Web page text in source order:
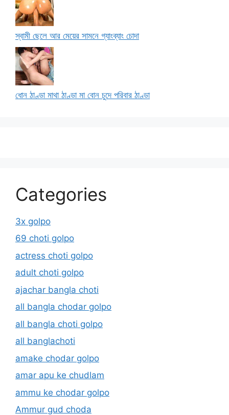
স্বামী ছেলে আর মেয়ের সামনে গ্যাংব্যাং চোদা
ধোন ঠাণ্ডা মাথা ঠাণ্ডা মা বোন চুদে পরিবার ঠাণ্ডা
Categories
3x golpo
69 choti golpo
actress choti golpo
adult choti golpo
ajachar bangla choti
all bangla chodar golpo
all bangla choti golpo
all banglachoti
amake chodar golpo
amar apu ke chudlam
ammu ke chodar golpo
Ammur gud choda